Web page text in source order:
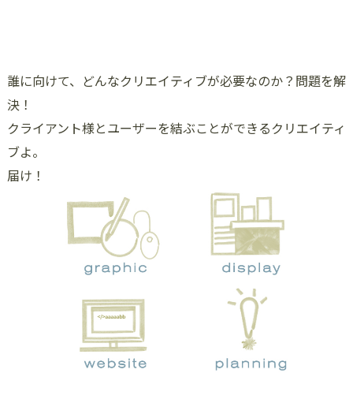
誰に向けて、どんなクリエイティブが必要なのか？問題を解
決！
クライアント様とユーザーを結ぶことができるクリエイティ
ブよ。
届け！